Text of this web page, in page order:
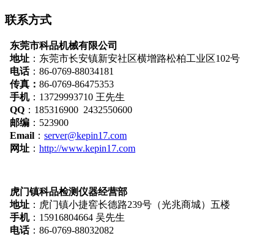
联系方式
东莞市科品机械有限公司
地址 ： 东莞市长安镇新安社区横增路松柏工业区102号
电话：86-0769-88034181
传真： 86-0769-86475353
手机：13729993710 王先生
QQ ：185316900 2432550600
邮编 ：523900
Email ： server@kepin17.com
网址 ： http://www.kepin17.com
虎门镇科品检测仪器经营部
地址 ：虎门镇小捷窖长德路239号（光兆商城）五楼
手机：15916804664 吴先生
电话：86-0769-88032082